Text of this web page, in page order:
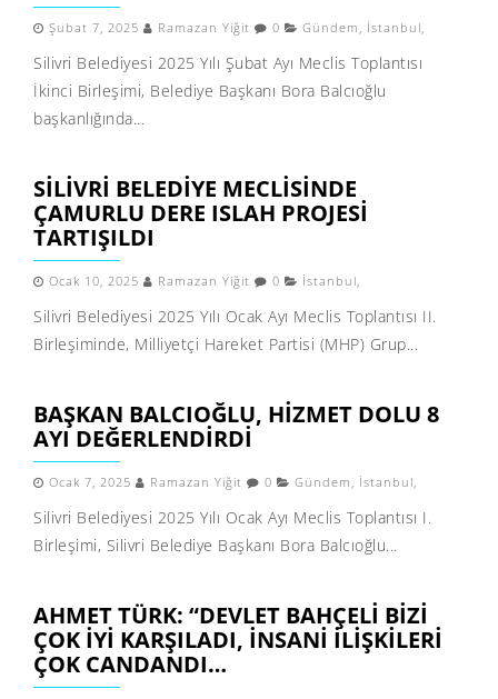
Şubat 7, 2025 Ramazan Yiğit 0 Gündem , İstanbul,
Silivri Belediyesi 2025 Yılı Şubat Ayı Meclis Toplantısı
İkinci Birleşimi, Belediye Başkanı Bora Balcıoğlu
başkanlığında...
SILIVRI BELEDIYE MECLISINDE
ÇAMURLU DERE ISLAH PROJESI
TARTIŞILDI
Ocak 10, 2025 Ramazan Yiğit 0 İstanbul,
Silivri Belediyesi 2025 Yılı Ocak Ayı Meclis Toplantısı II.
Birleşiminde, Milliyetçi Hareket Partisi (MHP) Grup...
BAŞKAN BALCIOĞLU, HIZMET DOLU 8
AYI DEĞERLENDIRDI
Ocak 7, 2025 Ramazan Yiğit 0 Gündem , İstanbul,
Silivri Belediyesi 2025 Yılı Ocak Ayı Meclis Toplantısı I.
Birleşimi, Silivri Belediye Başkanı Bora Balcıoğlu...
AHMET TÜRK: “DEVLET BAHÇELI BIZI
ÇOK IYI KARŞILADI, INSANI ILIŞKILERI
ÇOK CANDANDI…